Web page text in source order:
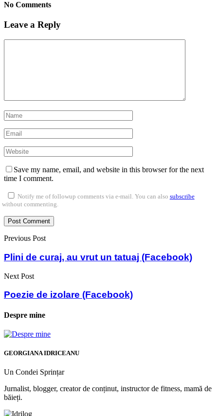
No Comments
Leave a Reply
Save my name, email, and website in this browser for the next
time I comment.
Notify me of followup comments via e-mail. You can also subscribe
without commenting.
Previous Post
Plini de curaj, au vrut un tatuaj (Facebook)
Next Post
Poezie de izolare (Facebook)
Despre mine
GEORGIANA IDRICEANU
Un Condei Sprințar
Jurnalist, blogger, creator de conținut, instructor de fitness, mamă de
băieți.